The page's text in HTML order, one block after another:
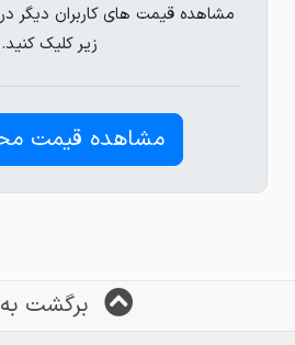
زیر کلیک کنید.
مشاهده قیمت
برگشت به